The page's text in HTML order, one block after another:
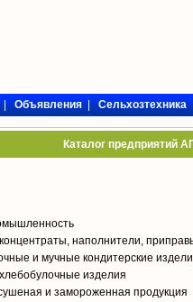
Объявления|Сельхозтехника
Каталог предприятий
наполнители,
и мучные кондитерские
изделия
и замороженная продукция